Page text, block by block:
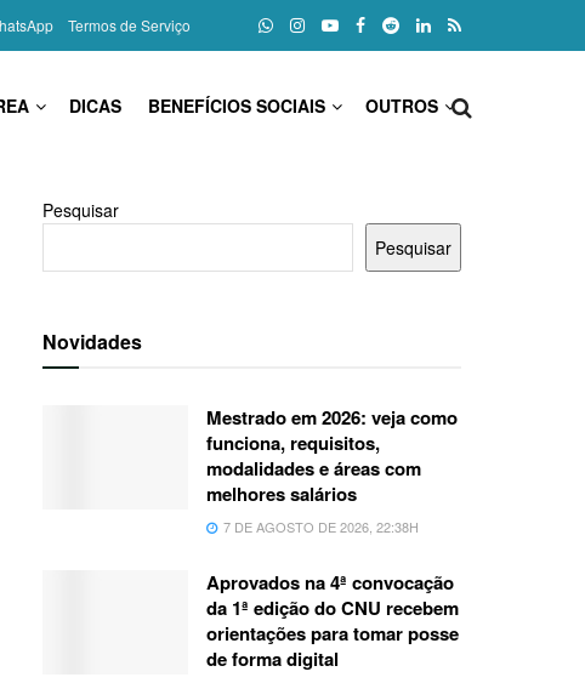
Termos de Serviço
DICAS BENEFÍCIOS SOCIAIS OUTROS
Pesquisar
Pesquisar
Novidades
Mestrado em 2026: veja como
funciona, requisitos,
modalidades e áreas com
melhores salários
7 DE AGOSTO DE 2026, 22:38H
Aprovados na 4ª convocação
da 1ª edição do CNU recebem
orientações para tomar posse
de forma digital